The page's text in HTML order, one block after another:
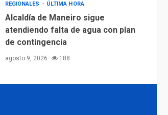
REGIONALES ÚLTIMA HORA
Alcaldía de Maneiro sigue
atendiendo falta de agua con plan
de contingencia
agosto 9, 2026 188